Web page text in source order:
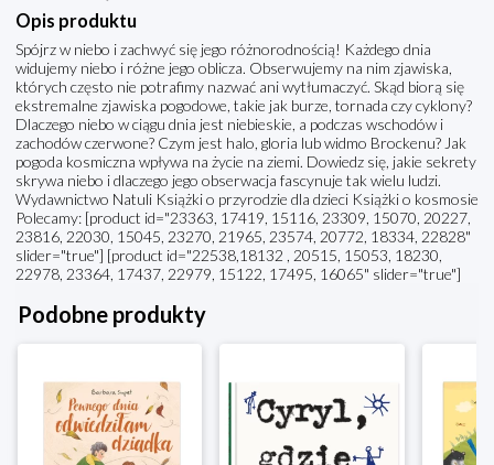
Opis produktu
Spójrz w niebo i zachwyć się jego różnorodnością! Każdego dnia
widujemy niebo i różne jego oblicza. Obserwujemy na nim zjawiska,
których często nie potrafimy nazwać ani wytłumaczyć. Skąd biorą się
ekstremalne zjawiska pogodowe, takie jak burze, tornada czy cyklony?
Dlaczego niebo w ciągu dnia jest niebieskie, a podczas wschodów i
zachodów czerwone? Czym jest halo, gloria lub widmo Brockenu? Jak
pogoda kosmiczna wpływa na życie na ziemi. Dowiedz się, jakie sekrety
skrywa niebo i dlaczego jego obserwacja fascynuje tak wielu ludzi.
Wydawnictwo Natuli Książki o przyrodzie dla dzieci Książki o kosmosie
Polecamy: [product id="23363, 17419, 15116, 23309, 15070, 20227,
23816, 22030, 15045, 23270, 21965, 23574, 20772, 18334, 22828"
slider="true"] [product id="22538,18132 , 20515, 15053, 18230,
22978, 23364, 17437, 22979, 15122, 17495, 16065" slider="true"]
Podobne produkty